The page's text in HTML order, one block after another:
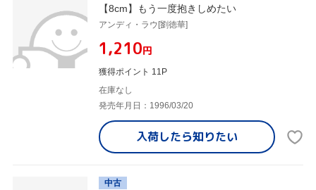
【8cm】もう一度抱きしめたい
アンディ・ラウ[劉徳華]
¥1,210円
獲得ポイント 11P
在庫なし
発売年月日：1996/03/20
入荷したら知りたい
中古